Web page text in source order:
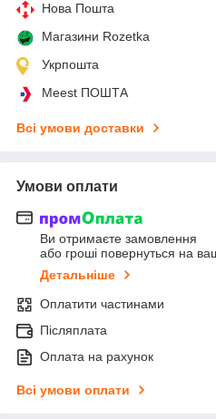
Нова Пошта
Магазини Rozetka
Укрпошта
Meest ПОШТА
Всі умови доставки
Умови оплати
Ви отримаєте замовлення
або гроші повернуться на
Детальніше
Оплатити частинами
Післяплата
Оплата на рахунок
Всі умови оплати